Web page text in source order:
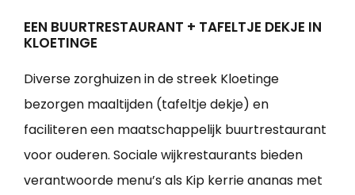
EEN BUURTRESTAURANT + TAFELTJE DEKJE IN
KLOETINGE
Diverse zorghuizen in de streek Kloetinge
bezorgen maaltijden (tafeltje dekje) en
faciliteren een maatschappelijk buurtrestaurant
voor ouderen. Sociale wijkrestaurants bieden
verantwoorde menu’s als Kip kerrie ananas met